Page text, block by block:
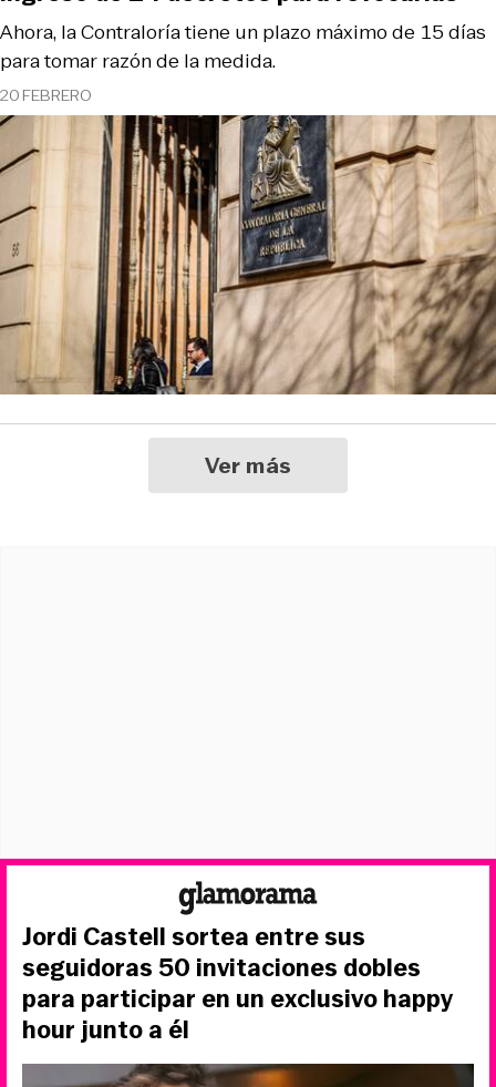
20 FEBRERO
Ahora, la Contraloría tiene un plazo máximo de 15 días
para tomar razón de la medida.
Ver más
Jordi Castell sortea entre sus
seguidoras 50 invitaciones dobles
para participar en un exclusivo happy
hour junto a él